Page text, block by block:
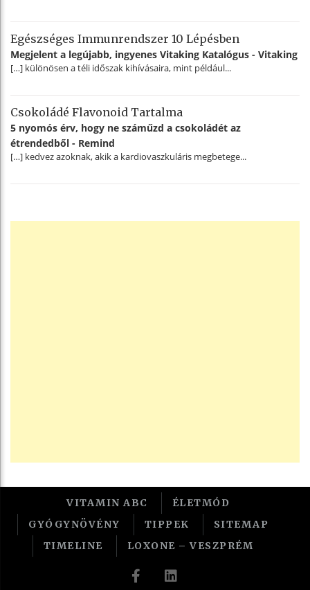
Egészséges Immunrendszer 10 Lépésben
Megjelent a legújabb, ingyenes Vitaking Katalógus - Vitaking
[…] különösen a téli időszak kihívásaira, mint például...
Csokoládé Flavonoid Tartalma
5 nyomós érv, hogy ne száműzd a csokoládét az
étrendedből - Remind
[…] kedvez azoknak, akik a kardiovaszkuláris megbetege...
VITAMIN ABC
ÉLETMÓD
GYÓGYNÖVÉNY
TIPPEK
SITEMAP
TIMELINE
LOXONE – VESZPRÉM